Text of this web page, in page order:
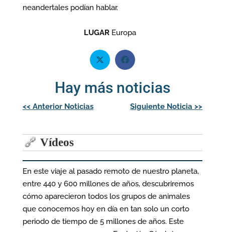
neandertales podían hablar.
LUGAREuropa
Hay más noticias
Navegación
de
<< Anterior Noticias Siguiente Noticia >>
Vídeos
En este viaje al pasado remoto de nuestro planeta,
entre 440 y 600 millones de años, descubriremos
cómo aparecieron todos los grupos de animales
que conocemos hoy en día en tan solo un corto
periodo de tiempo de 5 millones de años. Este